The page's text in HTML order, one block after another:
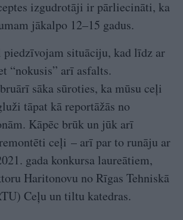
izgudrotāji ir pārliecināti, ka
jākalpo 12–15 gadus.
piedzīvojam situāciju, kad līdz ar
“nokusis” arī asfalts.
sāka sūroties, ka mūsu ceļi
tāpat kā reportāžās no
Kāpēc brūk un jūk arī
ceļi – arī par to runāju ar
gada konkursa laureātiem,
Haritonovu no Rīgas Tehniskā
Ceļu un tiltu katedras.